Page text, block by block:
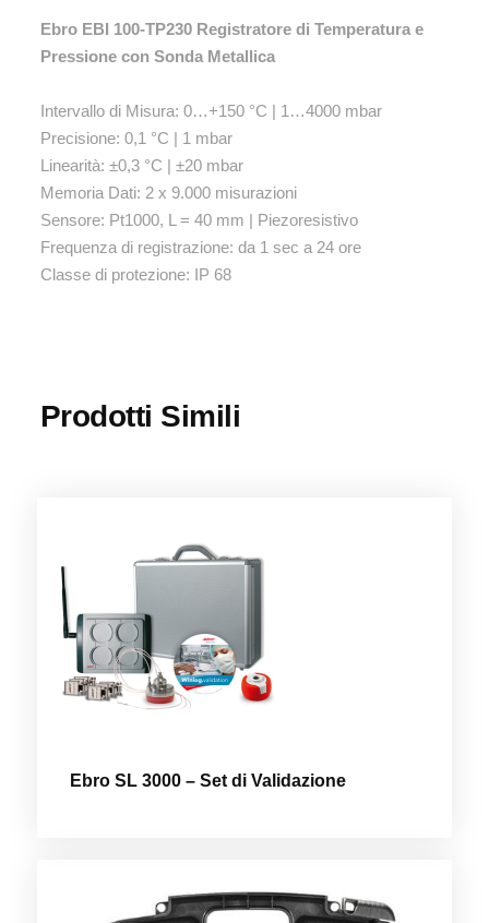
Ebro EBI 100-TP230 Registratore di Temperatura e
Pressione con Sonda Metallica
Intervallo di Misura: 0…+150 °C | 1…4000 mbar
Precisione: 0,1 °C | 1 mbar
Linearità: ±0,3 °C | ±20 mbar
Memoria Dati: 2 x 9.000 misurazioni
Sensore: Pt1000, L = 40 mm | Piezoresistivo
Frequenza di registrazione: da 1 sec a 24 ore
Classe di protezione: IP 68
Prodotti Simili
Ebro SL 3000 – Set di Validazione